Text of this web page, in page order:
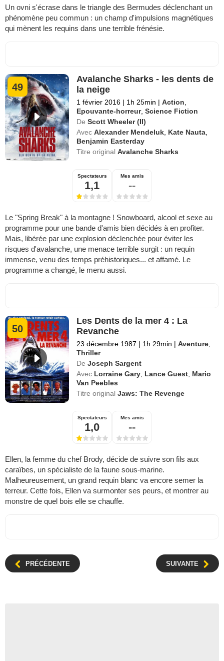
Un ovni s'écrase dans le triangle des Bermudes déclenchant un
phénomène peu commun : un champ d'impulsions magnétiques
qui mènent les requins dans une terrible frénésie.
49
Avalanche Sharks - les dents de
la neige
1 février 2016 | 1h 25min | Action,
Epouvante-horreur,Science Fiction
De Scott Wheeler (II)
Avec Alexander Mendeluk, Kate Nauta,
Benjamin Easterday
Titre originalAvalanche Sharks
Spectateurs
1,1
Mes amis
--
Le "Spring Break" à la montagne ! Snowboard, alcool et sexe au
programme pour une bande d'amis bien décidés à en profiter.
Mais, libérée par une explosion déclenchée pour éviter les
risques d'avalanche, une menace terrible surgit : un requin
immense, venu des temps préhistoriques... et affamé. Le
programme a changé, le menu aussi.
50
Les Dents de la mer 4 : La
Revanche
23 décembre 1987 | 1h 29min | Aventure,
Thriller
De Joseph Sargent
Avec Lorraine Gary, Lance Guest, Mario
Van Peebles
Titre originalJaws: The Revenge
Spectateurs
1,0
Mes amis
--
Ellen, la femme du chef Brody, décide de suivre son fils aux
caraïbes, un spécialiste de la faune sous-marine.
Malheureusement, un grand requin blanc va encore semer la
terreur. Cette fois, Ellen va surmonter ses peurs, et montrer au
monstre de quel bois elle se chauffe.
PRÉCÉDENTE SUIVANTE